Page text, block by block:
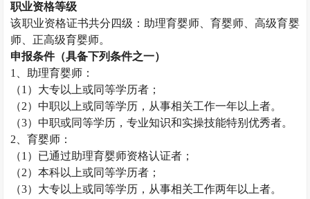
职业资格等级
该职业资格证书共分四级：助理育婴师、育婴师、高级育婴
师、正高级育婴师。
申报条件（具备下列条件之一）
1
、助理育婴师：
（1 ）大专以上或同等学历者；
（2）中职以上或同等学历，从事相关工作一年以上者。
（3）中职或同等学历，专业知识和实操技能特别优秀者。
2 、育婴师：
（1 ）已通过助理育婴师资格认证者；
（2）本科以上或同等学历者；
（3）大专以上或同等学历，从事相关工作两年以上者。